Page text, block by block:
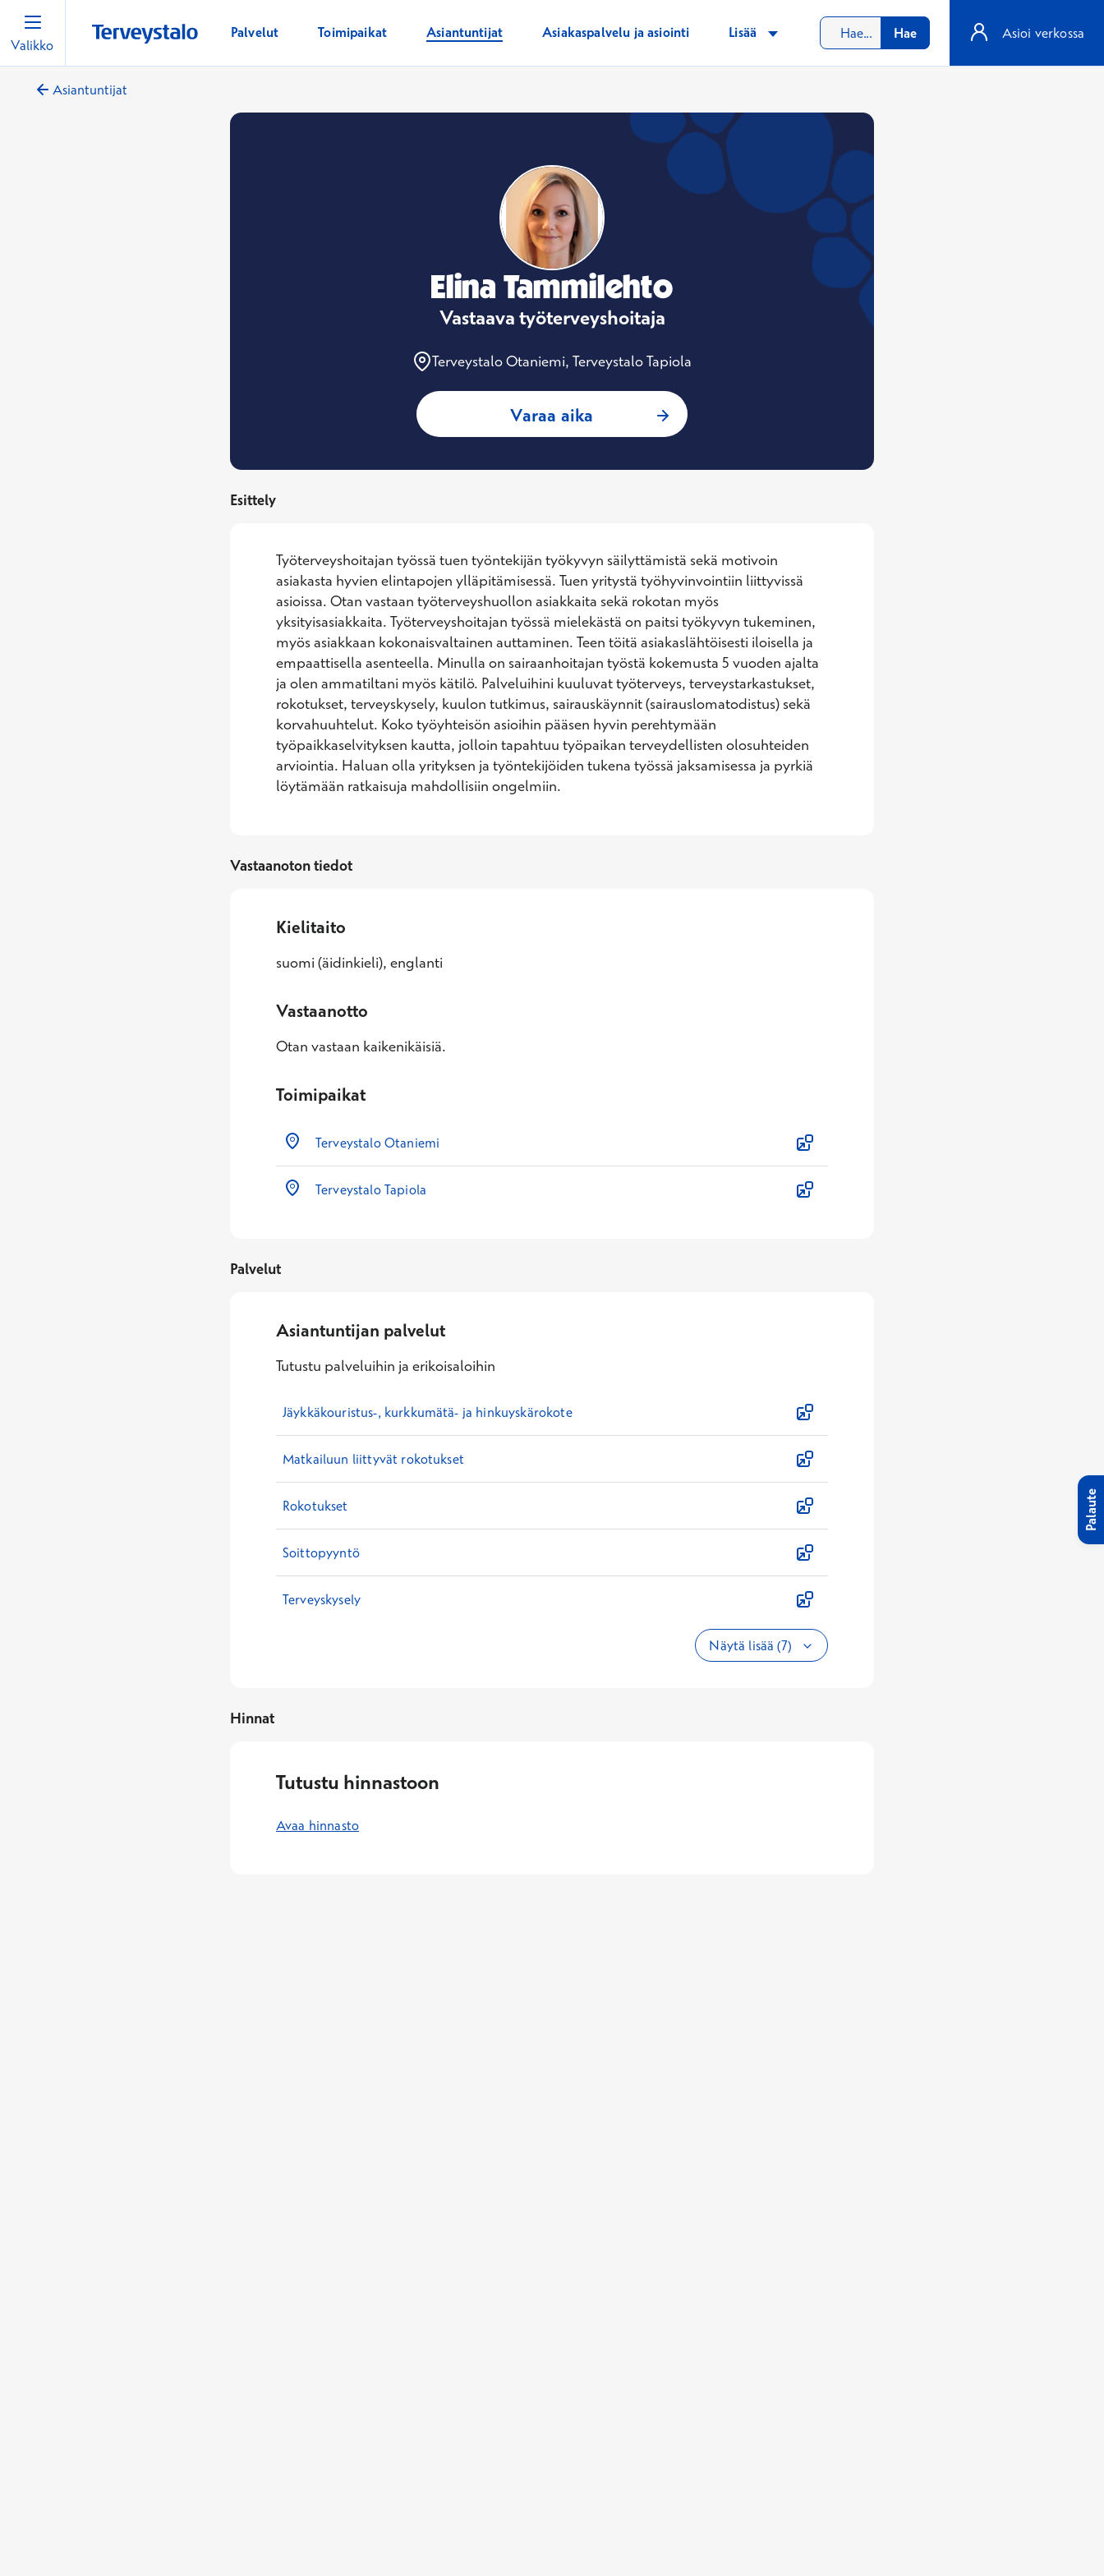
Valikko
Palvelut Toimipaikat Asiantuntijat Asiakaspalvelu ja asiointi Lisää Hae Asioi verkossa
Asiantuntijat
Elina Tammilehto
Vastaava työterveyshoitaja
Terveystalo Otaniemi, Terveystalo Tapiola
Varaa aika : Elina Tammilehto, Vastaava työterveyshoitaja
Esittely
Työterveyshoitajan työssä tuen työntekijän työkyvyn säilyttämistä sekä motivoin
asiakasta hyvien elintapojen ylläpitämisessä. Tuen yritystä työhyvinvointiin liittyvissä
asioissa. Otan vastaan työterveyshuollon asiakkaita sekä rokotan myös
yksityisasiakkaita. Työterveyshoitajan työssä mielekästä on paitsi työkyvyn tukeminen,
myös asiakkaan kokonaisvaltainen auttaminen. Teen töitä asiakaslähtöisesti iloisella ja
empaattisella asenteella. Minulla on sairaanhoitajan työstä kokemusta 5 vuoden ajalta
ja olen ammatiltani myös kätilö. Palveluihini kuuluvat työterveys, terveystarkastukset,
rokotukset, terveyskysely, kuulon tutkimus, sairauskäynnit (sairauslomatodistus) sekä
korvahuuhtelut. Koko työyhteisön asioihin pääsen hyvin perehtymään
työpaikkaselvityksen kautta, jolloin tapahtuu työpaikan terveydellisten olosuhteiden
arviointia. Haluan olla yrityksen ja työntekijöiden tukena työssä jaksamisessa ja pyrkiä
löytämään ratkaisuja mahdollisiin ongelmiin.
Vastaanoton tiedot
Kielitaito
suomi (äidinkieli), englanti
Vastaanotto
Otan vastaan kaikenikäisiä.
Toimipaikat
Terveystalo Otaniemi
Terveystalo Tapiola
Palvelut
Asiantuntijan palvelut
Tutustu palveluihin ja erikoisaloihin
Jäykkäkouristus-, kurkkumätä- ja hinkuyskärokote
Matkailuun liittyvät rokotukset
Rokotukset
Soittopyyntö
Terveyskysely
Näytä lisää (7)
Hinnat
Tutustu hinnastoon
Avaa hinnasto
Palaute